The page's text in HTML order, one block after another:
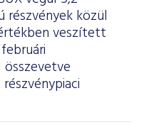
részvények közül
veszített
összevetve